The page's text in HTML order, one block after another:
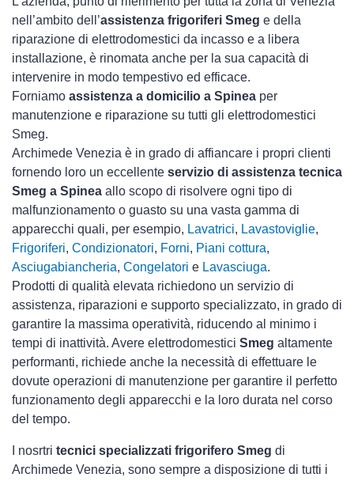
nell’ambito dell’assistenza frigoriferi Smeg e della
riparazione di elettrodomestici da incasso e a libera
installazione, è rinomata anche per la sua capacità di
intervenire in modo tempestivo ed efficace.
Forniamo assistenza a domicilio a Spinea per
manutenzione e riparazione su tutti gli elettrodomestici
Smeg.
Archimede Venezia è in grado di affiancare i propri clienti
fornendo loro un eccellente servizio di assistenza tecnica
Smeg a Spinea allo scopo di risolvere ogni tipo di
malfunzionamento o guasto su una vasta gamma di
apparecchi quali, per esempio, Lavatrici, Lavastoviglie,
Frigoriferi, Condizionatori, Forni, Piani cottura,
Asciugabiancheria, Congelatori e Lavasciuga.
Prodotti di qualità elevata richiedono un servizio di
assistenza, riparazioni e supporto specializzato, in grado di
garantire la massima operatività, riducendo al minimo i
tempi di inattività. Avere elettrodomestici Smeg altamente
performanti, richiede anche la necessità di effettuare le
dovute operazioni di manutenzione per garantire il perfetto
funzionamento degli apparecchi e la loro durata nel corso
del tempo.
I nosrtri tecnici specializzati frigorifero Smeg di
Archimede Venezia, sono sempre a disposizione di tutti i